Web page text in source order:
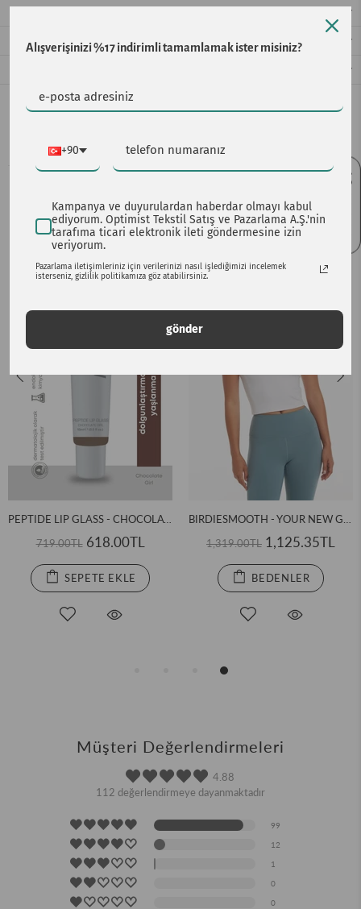
ÖNEMLİ
Bunlar da hoşunuza gidebilir:
BBL2026: 3 al 2 öde
PEPTIDE LIP GLASS - CHOCOLATE GIRL
719.00TL 618.00TL
SEPETE EKLE
TEE799 kodu ile 799₺
1,319.00TL 1,125.35TL
BEDENLER
Müşteri Değerlendirmeleri
4.88
112 değerlendirmeye dayanmaktadır
99
12
1
0
0
4.8 ★★★★★
Alışverişinizi %17 indirimli tamamlamak ister misiniz?
+90
Kampanya ve duyurulardan haberdar olmayı kabul
ediyorum. Optimist Tekstil Satış ve Pazarlama A.Ş.'nin
tarafıma ticari elektronik ileti göndermesine izin
veriyorum.
Pazarlama iletişimleriniz için verilerinizi nasıl işlediğimizi incelemek
isterseniz, gizlilik politikamıza göz atabilirsiniz.
gönder